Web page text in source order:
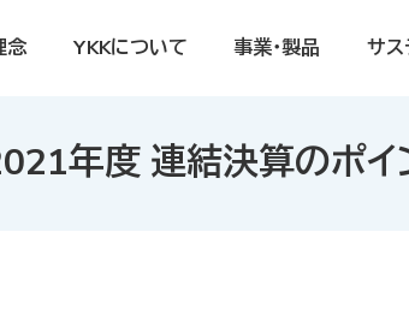
念 YKKについて 事業・製品 サス
年度 連結決算のポイ